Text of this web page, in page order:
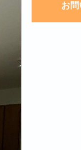
お